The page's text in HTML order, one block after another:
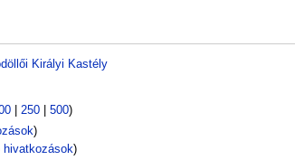
Királyi Kastély
| 250| 500)
)
)